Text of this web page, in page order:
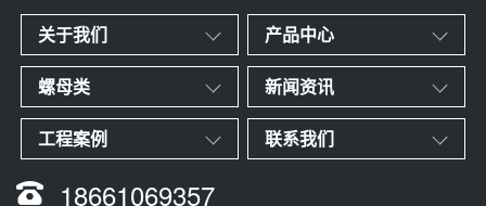
关于我们 产品中心
螺母类 新闻资讯
工程案例 联系我们
18661069357